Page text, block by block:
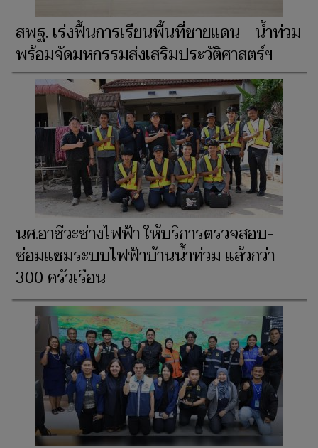
สพฐ. เร่งฟื้นการเรียนพื้นที่ชายแดน - น้ำท่วม
​พร้อมจัดมหกรรมส่งเสริมประวัติศาสตร์ฯ
นศ.อาชีวะช่างไฟฟ้า ให้บริการตรวจสอบ-
ซ่อมแซมระบบไฟฟ้าบ้านน้ำท่วม แล้วกว่า
300 ครัวเรือน